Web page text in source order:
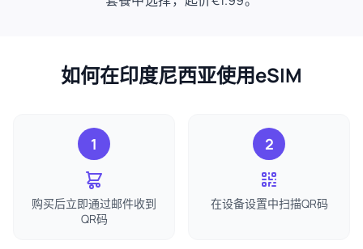
如何在印度尼西亚使用eSIM
1
购买后立即通过邮件收到
QR码
2
在设备设置中扫描QR码